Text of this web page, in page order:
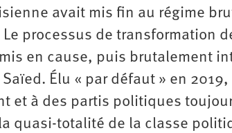
avait mis fin au régime
processus de transformation
en cause, puis brutalement
Élu « par défaut » en
et à des partis politiques
quasi-totalité de la classe